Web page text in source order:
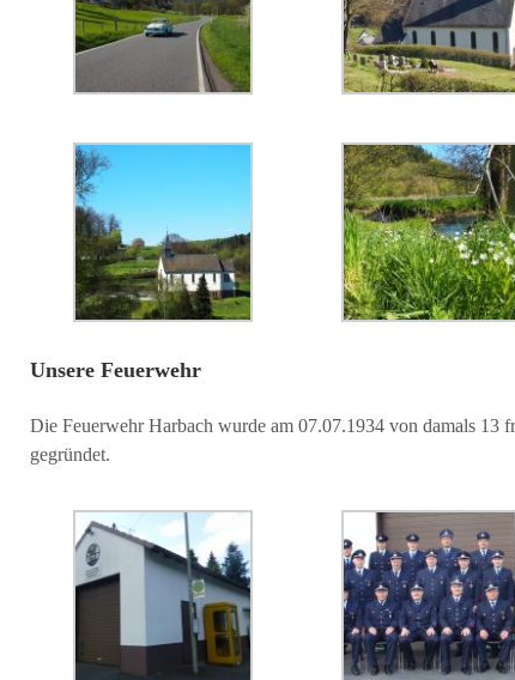
Unsere Feuerwehr
Die Feuerwehr Harbach wurde am 07.07.1934 von damals
gegründet.